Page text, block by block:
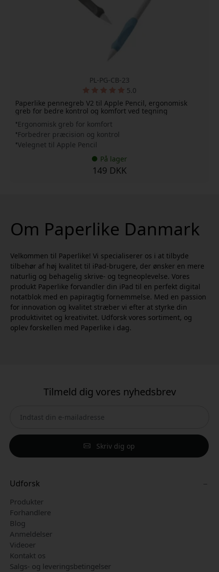
PL-PG-CB-23
5.0
Paperlike pennegreb V2 til Apple Pencil, ergonomisk
greb for bedre kontrol og komfort ved tegning
Ergonomisk greb for komfort
Forbedrer præcision og kontrol
Velegnet til Apple Pencil
På lager
149 DKK
Om Paperlike Danmark
Velkommen til Paperlike! Vi specialiserer os i at tilbyde
tilbehør af høj kvalitet til iPad-brugere, der ønsker en mere
naturlig og behagelig skrive- og tegneoplevelse. Vores
produkt Paperlike forvandler din iPad til en perfekt digital
notatblok med en papiragtig fornemmelse. Med en passion
for innovation og kvalitet stræber vi efter at styrke din
produktivitet og kreativitet. Udforsk vores sortiment, og
oplev forskellen med Paperlike i dag.
Tilmeld dig vores nyhedsbrev
Skriv dig op
Udforsk
Produkter
Forhandlere
Blog
Anmeldelser
Videoer
Kontakt os
Salgs- og leveringsbetingelser